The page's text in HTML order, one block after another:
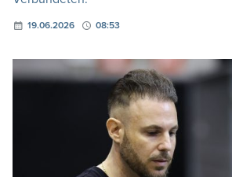
19.06.2026 08:53